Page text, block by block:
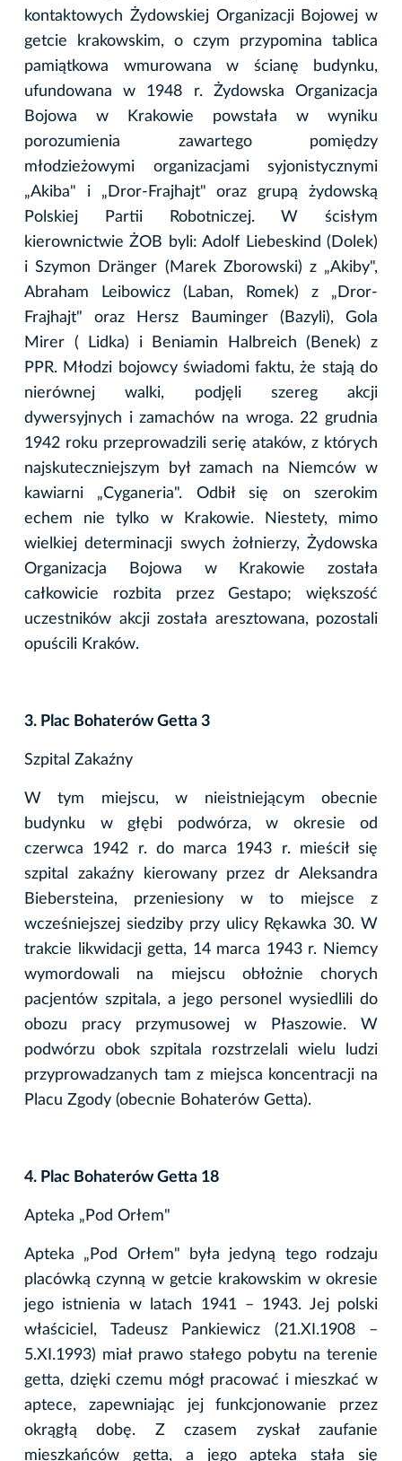
kontaktowych Żydowskiej Organizacji Bojowej w
getcie krakowskim, o czym przypomina tablica
pamiątkowa wmurowana w ścianę budynku,
ufundowana w 1948 r. Żydowska Organizacja
Bojowa w Krakowie powstała w wyniku
porozumienia zawartego pomiędzy
młodzieżowymi organizacjami syjonistycznymi
„Akiba" i „Dror-Frajhajt" oraz grupą żydowską
Polskiej Partii Robotniczej. W ścisłym
kierownictwie ŻOB byli: Adolf Liebeskind (Dolek)
i Szymon Dränger (Marek Zborowski) z „Akiby",
Abraham Leibowicz (Laban, Romek) z „Dror-
Frajhajt" oraz Hersz Bauminger (Bazyli), Gola
Mirer ( Lidka) i Beniamin Halbreich (Benek) z
PPR. Młodzi bojowcy świadomi faktu, że stają do
nierównej walki, podjęli szereg akcji
dywersyjnych i zamachów na wroga. 22 grudnia
1942 roku przeprowadzili serię ataków, z których
najskuteczniejszym był zamach na Niemców w
kawiarni „Cyganeria". Odbił się on szerokim
echem nie tylko w Krakowie. Niestety, mimo
wielkiej determinacji swych żołnierzy, Żydowska
Organizacja Bojowa w Krakowie została
całkowicie rozbita przez Gestapo; większość
uczestników akcji została aresztowana, pozostali
opuścili Kraków.
3. Plac Bohaterów Getta 3
Szpital Zakaźny
W tym miejscu, w nieistniejącym obecnie
budynku w głębi podwórza, w okresie od
czerwca 1942 r. do marca 1943 r. mieścił się
szpital zakaźny kierowany przez dr Aleksandra
Biebersteina, przeniesiony w to miejsce z
wcześniejszej siedziby przy ulicy Rękawka 30. W
trakcie likwidacji getta, 14 marca 1943 r. Niemcy
wymordowali na miejscu obłożnie chorych
pacjentów szpitala, a jego personel wysiedlili do
obozu pracy przymusowej w Płaszowie. W
podwórzu obok szpitala rozstrzelali wielu ludzi
przyprowadzanych tam z miejsca koncentracji na
Placu Zgody (obecnie Bohaterów Getta).
4. Plac Bohaterów Getta 18
Apteka „Pod Orłem"
Apteka „Pod Orłem" była jedyną tego rodzaju
placówką czynną w getcie krakowskim w okresie
jego istnienia w latach 1941 – 1943. Jej polski
właściciel, Tadeusz Pankiewicz (21.XI.1908 –
5.XI.1993) miał prawo stałego pobytu na terenie
getta, dzięki czemu mógł pracować i mieszkać w
aptece, zapewniając jej funkcjonowanie przez
okrągłą dobę. Z czasem zyskał zaufanie
mieszkańców getta, a jego apteka stała się